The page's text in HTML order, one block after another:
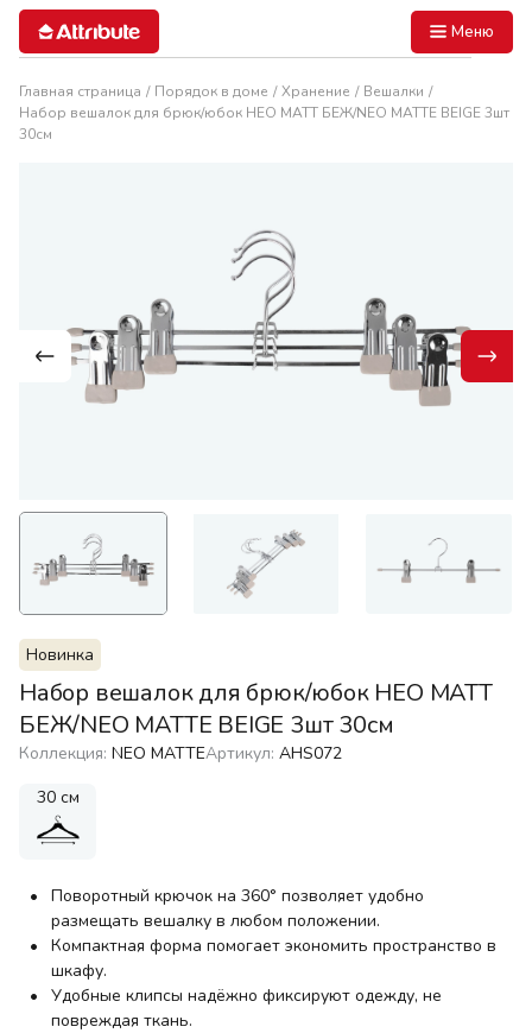
Меню
Главная страница Порядок в доме Хранение
Вешалки
Набор вешалок для брюк/юбок НЕО МАТТ БЕЖ/NEO MATTE BEIGE 3шт
30см
Новинка
Набор вешалок для брюк/юбок НЕО МАТТ
БЕЖ/NEO MATTE BEIGE 3шт 30см
Коллекция: NEO MATTEАртикул: AHS072
30 см
Поворотный крючок на 360° позволяет удобно
размещать вешалку в любом положении.
Компактная форма помогает экономить пространство в
шкафу.
Удобные клипсы надёжно фиксируют одежду, не
повреждая ткань.